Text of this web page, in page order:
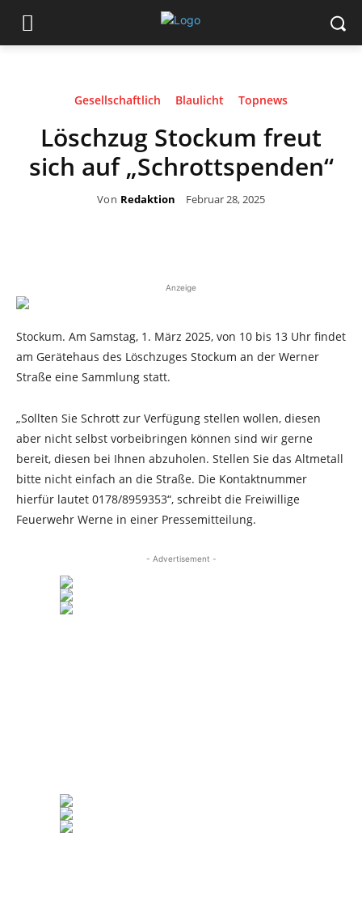
Gesellschaftlich Blaulicht Topnews
Löschzug Stockum freut
sich auf „Schrottspenden“
Von Redaktion Februar 28, 2025
Anzeige
Stockum. Am Samstag, 1. März 2025, von 10 bis 13 Uhr findet
am Gerätehaus des Löschzuges Stockum an der Werner
Straße eine Sammlung statt.
„Sollten Sie Schrott zur Verfügung stellen wollen, diesen
aber nicht selbst vorbeibringen können sind wir gerne
bereit, diesen bei Ihnen abzuholen. Stellen Sie das Altmetall
bitte nicht einfach an die Straße. Die Kontaktnummer
hierfür lautet 0178/8959353“, schreibt die Freiwillige
Feuerwehr Werne in einer Pressemitteilung.
- Advertisement -